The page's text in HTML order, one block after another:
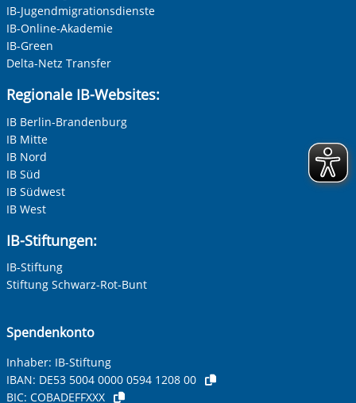
IB-Jugendmigrationsdienste
IB-Online-Akademie
IB-Green
Delta-Netz Transfer
Regionale IB-Websites:
IB Berlin-Brandenburg
IB Mitte
IB Nord
IB Süd
IB Südwest
IB West
IB-Stiftungen:
IB-Stiftung
Stiftung Schwarz-Rot-Bunt
Spendenkonto
Inhaber: IB-Stiftung
IBAN: DE53 5004 0000 0594 1208 00
BIC: COBADEFFXXX